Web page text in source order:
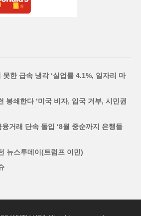
한 급속 냉각 ‘실업률 4.1%, 일자리 마
봉쇄한다 ‘미국 비자, 입국 거부, 시민권
거래 단속 돌입 ‘8월 중순까지 은행들
뉴스투데이(트럼프 이민)